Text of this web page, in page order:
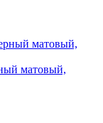
матовый,